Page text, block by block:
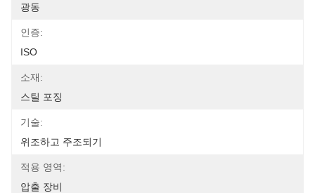
광동
인증:
ISO
소재:
스틸 포징
기술:
위조하고 주조되기
적용 영역:
압출 장비